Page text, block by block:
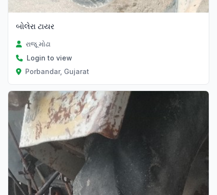
બોલેરા ટાયર
રાજૂ મોઢા
Login to view
Porbandar, Gujarat